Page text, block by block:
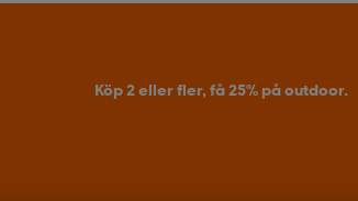
Köp 2 eller fler, få 25% på outdoor.